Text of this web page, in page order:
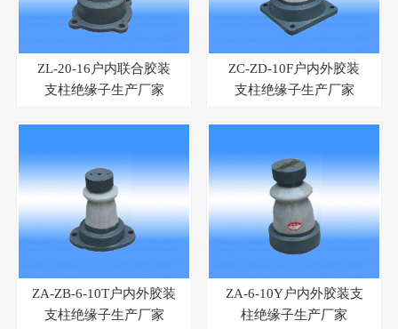
ZL-20-16户内联合胶装
支柱绝缘子生产厂家
ZC-ZD-10F户内外胶装
支柱绝缘子生产厂家
ZA-ZB-6-10T户内外胶装
支柱绝缘子生产厂家
ZA-6-10Y户内外胶装支
柱绝缘子生产厂家